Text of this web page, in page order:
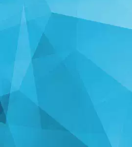
ស្ថិតិ
25003 អ្នកប្រើប្រាស់